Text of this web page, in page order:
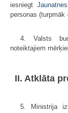
iesniegt
personas (turpmāk
4. Valsts
noteiktajiem
II. Atklāta
5. Ministrija